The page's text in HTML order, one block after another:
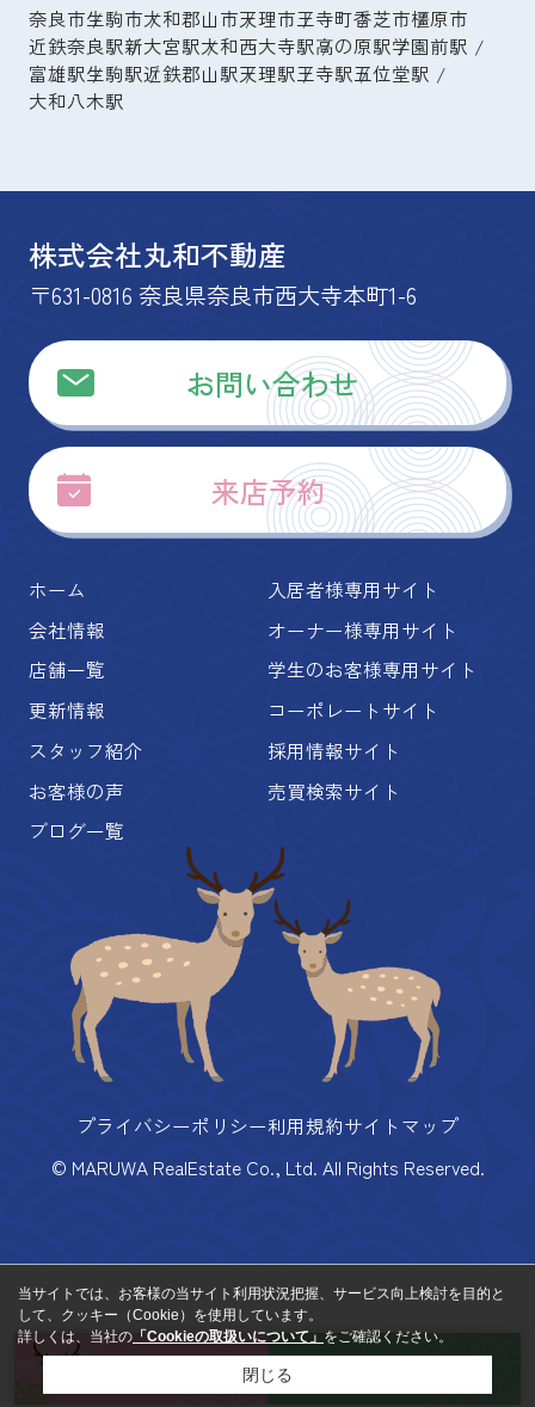
奈良市生駒市大和郡山市天理市王寺町香芝市橿原市
近鉄奈良駅新大宮駅大和西大寺駅高の原駅学園前駅
富雄駅生駒駅近鉄郡山駅天理駅王寺駅五位堂駅
大和八木駅
株式会社丸和不動産
〒631-0816 奈良県奈良市西大寺本町1-6
お問い合わせ
来店予約
ホーム
会社情報
店舗一覧
更新情報
スタッフ紹介
お客様の声
ブログ一覧
入居者様専用サイト
オーナー様専用サイト
学生のお客様専用サイト
コーポレートサイト
採用情報サイト
売買検索サイト
プライバシーポリシー利用規約サイトマップ
© MARUWA RealEstate Co., Ltd. All Rights Reserved.
来店予約 お問い合わせ
当サイトでは、お客様の当サイト利用状況把握、サービス向上検討を目的と
して、クッキー（Cookie）を使用しています。
詳しくは、当社の 「Cookieの取扱いについて」 をご確認ください。
閉じる